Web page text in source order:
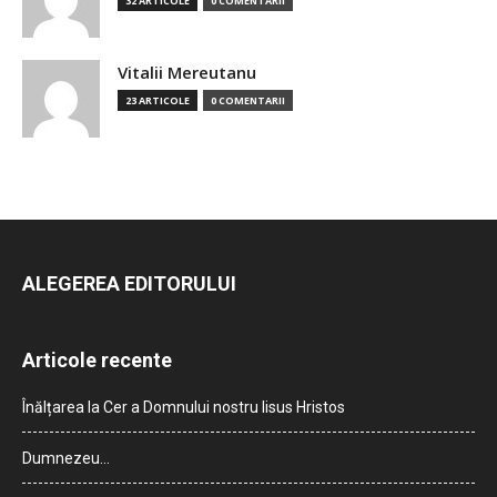
Vitalii Mereutanu
23 ARTICOLE 0 COMENTARII
ALEGEREA EDITORULUI
Articole recente
Înălțarea la Cer a Domnului nostru Iisus Hristos
Dumnezeu…